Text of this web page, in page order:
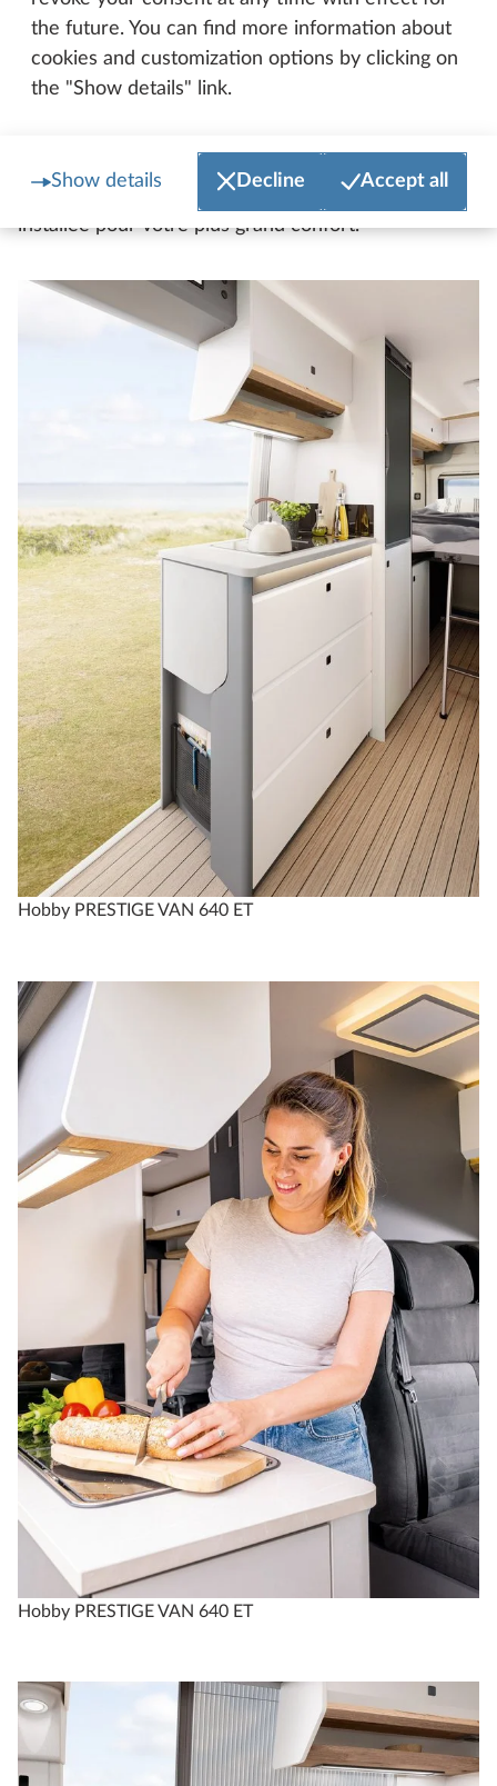
the future. You can find more information about
cookies and customization options by clicking on
the "Show details" link.
Show details Decline Accept all
pratique avec un plan de travail généreux et une
extension du plan de travail, la cuisine du PRESTIGE
VAN n’est pas seulement élégante, elle est aussi
indésirables, la moustiquaire plissée est déjà
installée pour votre plus grand confort.
Hobby PRESTIGE VAN 640 ET
Hobby PRESTIGE VAN 640 ET